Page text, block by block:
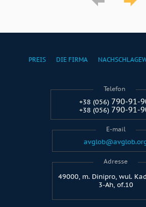
PREIS DIE FIRMA
Telefon
+38 (056) 790-91-
+38 (056) 790-91-
E-mail
Adresse
49000, m. Dinipro, wul.
3-Ah, of.10